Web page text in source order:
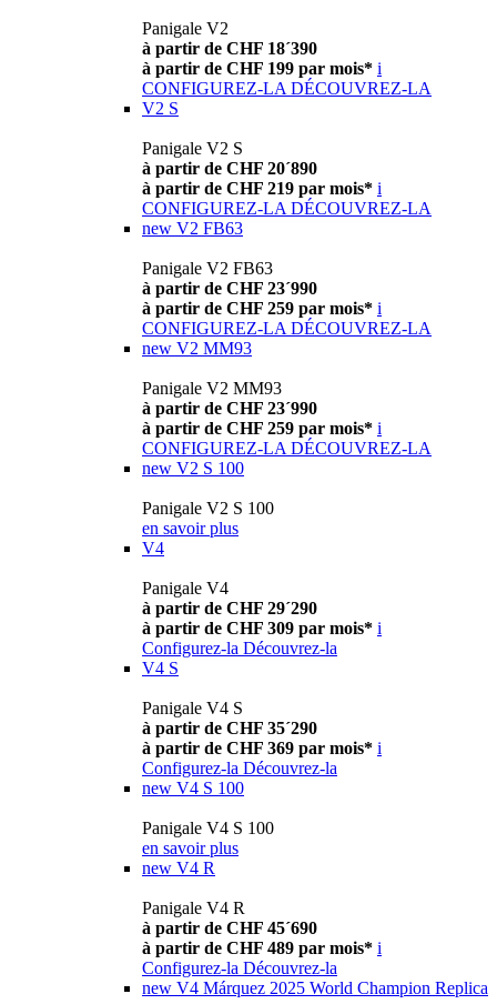
Panigale V2
à partir de CHF 18´390
à partir de CHF 199 par mois* i
CONFIGUREZ-LA DÉCOUVREZ-LA
V2 S
Panigale V2 S
à partir de CHF 20´890
à partir de CHF 219 par mois* i
CONFIGUREZ-LA DÉCOUVREZ-LA
new V2 FB63
Panigale V2 FB63
à partir de CHF 23´990
à partir de CHF 259 par mois* i
CONFIGUREZ-LA DÉCOUVREZ-LA
new V2 MM93
Panigale V2 MM93
à partir de CHF 23´990
à partir de CHF 259 par mois* i
CONFIGUREZ-LA DÉCOUVREZ-LA
new V2 S 100
Panigale V2 S 100
en savoir plus
V4
Panigale V4
à partir de CHF 29´290
à partir de CHF 309 par mois* i
Configurez-la Découvrez-la
V4 S
Panigale V4 S
à partir de CHF 35´290
à partir de CHF 369 par mois* i
Configurez-la Découvrez-la
new V4 S 100
Panigale V4 S 100
en savoir plus
new V4 R
Panigale V4 R
à partir de CHF 45´690
à partir de CHF 489 par mois* i
Configurez-la Découvrez-la
new V4 Márquez 2025 World Champion Replica